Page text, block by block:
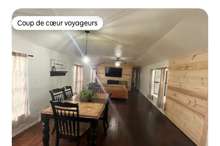
Coup de cœur voyageurs
Coup de cœur voyageurs